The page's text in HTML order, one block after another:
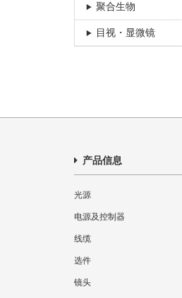
聚合生物
目视・显微镜
产品信息
光源
电源及控制器
线缆
选件
镜头